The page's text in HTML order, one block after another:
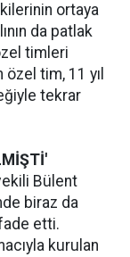
ortaya
da patlak
timleri
tim, 11 yıl
tekrar
Bülent
biraz da
etti.
kurulan